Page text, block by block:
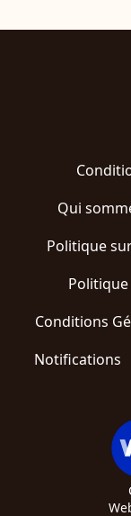
Qui
Politique
Conditions
Notifications